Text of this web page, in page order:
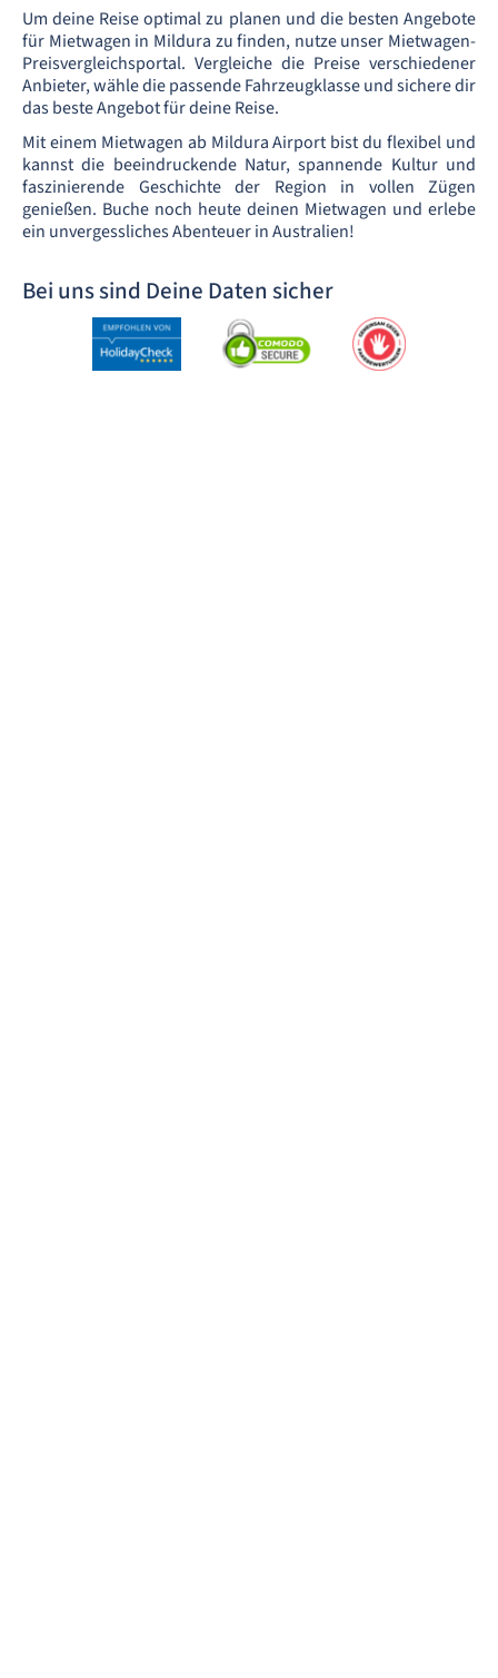
Um deine Reise optimal zu planen und die besten Angebote
für Mietwagen in Mildura zu finden, nutze unser Mietwagen-
Preisvergleichsportal. Vergleiche die Preise verschiedener
Anbieter, wähle die passende Fahrzeugklasse und sichere dir
das beste Angebot für deine Reise.
Mit einem Mietwagen ab Mildura Airport bist du flexibel und
kannst die beeindruckende Natur, spannende Kultur und
faszinierende Geschichte der Region in vollen Zügen
genießen. Buche noch heute deinen Mietwagen und erlebe
ein unvergessliches Abenteuer in Australien!
Bei uns sind Deine Daten sicher